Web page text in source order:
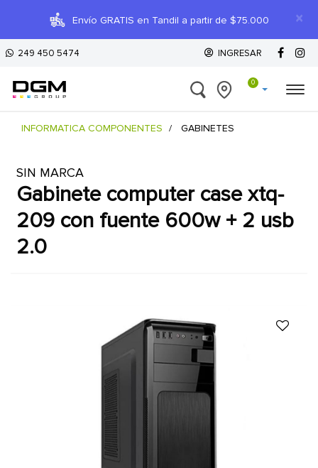
×
Envío GRATIS en Tandil a partir de $75.000
249 450 5474 INGRESAR
0
INFORMATICA COMPONENTES GABINETES
SIN MARCA
gabinete computer case xtq-
209 con fuente 600w + 2 usb
2.0